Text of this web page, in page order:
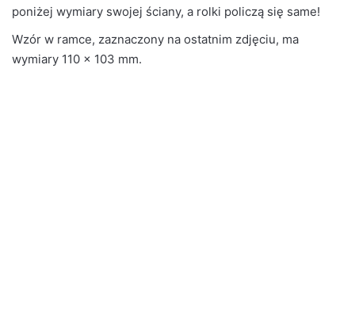
poniżej wymiary swojej ściany, a rolki policzą się same!
Wzór w ramce, zaznaczony na ostatnim zdjęciu, ma
wymiary 110 × 103 mm.